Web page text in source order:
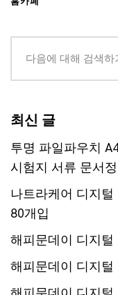
최신 글
투명 파일파우치
시험지 서류 문서
나트라케어 디지
80개입
해피문데이 디지털
해피문데이 디지털